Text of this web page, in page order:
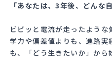
「あなたは、3年後、どんな
ビビッと電流が走ったような
学力や偏差値よりも、進路実
も、「どう生きたいか」から